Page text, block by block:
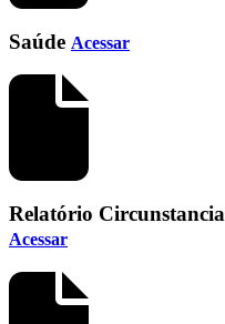
Saúde Acessar
Relatório
Acessar